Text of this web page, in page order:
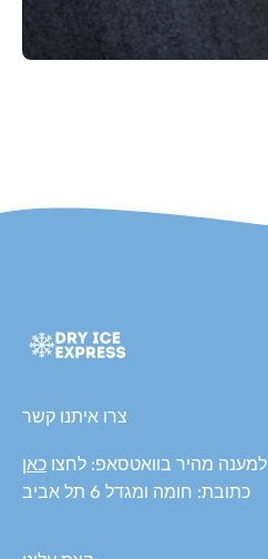
צרו איתנו קשר
למענה מהיר בוואטסאפ: לחצו כאן
כתובת: חומה ומגדל 6 תל אביב